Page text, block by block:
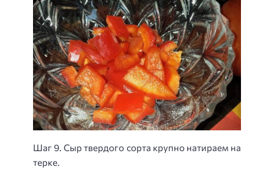
Шаг 9. Сыр твердого сорта крупно натираем на
терке.